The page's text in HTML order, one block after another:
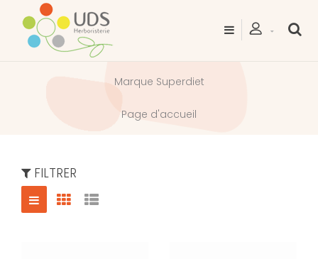
Marque Superdiet
Page d'accueil
FILTRER